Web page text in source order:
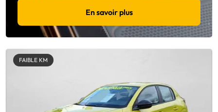
En savoir plus
FAIBLE KM